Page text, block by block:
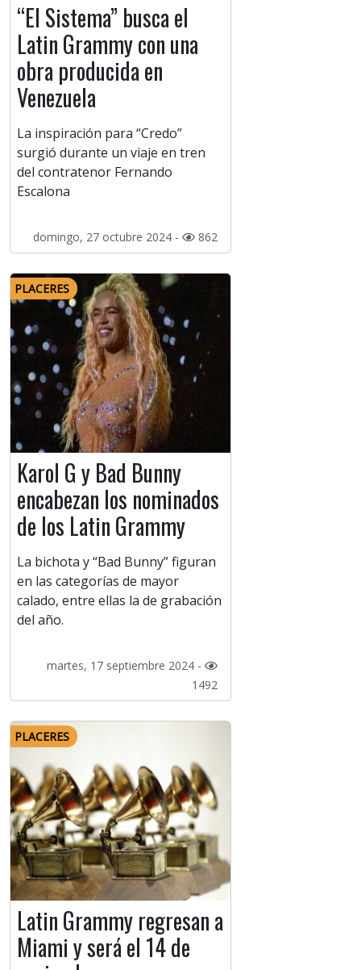
“El Sistema” busca el
Latin Grammy con una
obra producida en
Venezuela
La inspiración para “Credo”
surgió durante un viaje en tren
del contratenor Fernando
Escalona
domingo, 27 octubre 2024 - 862
PLACERES
Karol G y Bad Bunny
encabezan los nominados
de los Latin Grammy
La bichota y “Bad Bunny” figuran
en las categorías de mayor
calado, entre ellas la de grabación
del año.
martes, 17 septiembre 2024 -
1492
PLACERES
Latin Grammy regresan a
Miami y será el 14 de